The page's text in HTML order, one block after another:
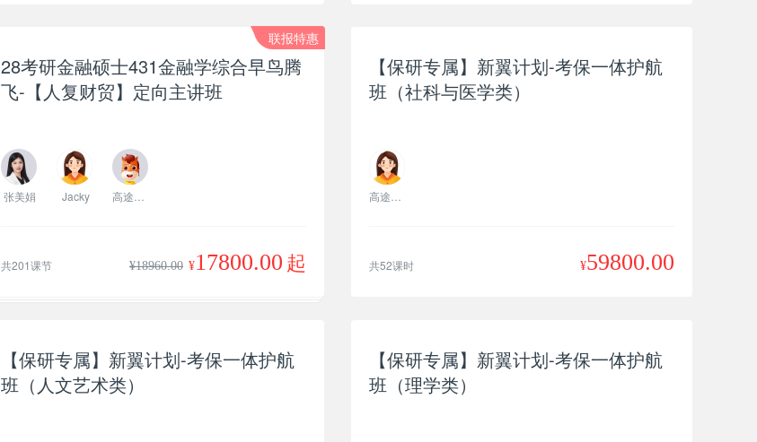
28考研金融硕士431金融学综合早鸟腾
飞-【人复财贸】定向主讲班
张美娟 Jacky
共201课节 ¥18960.00 ¥17800.00 起
联报特惠
【保研专属】新翼计划-考保一体护航
班（社科与医学类）
共52课时 ¥59800.00
【保研专属】新翼计划-考保一体护航
班（人文艺术类）
【保研专属】新翼计划-考保一体护航
班（理学类）